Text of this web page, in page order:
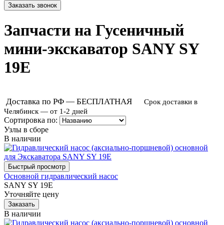
Запчасти на Гусеничный
мини-экскаватор SANY SY
19E
Доставка по РФ — БЕСПЛАТНАЯ
Срок доставки в
Челябинск — от 1-2 дней
Сортировка по:
Узлы в сборе
В наличии
Основной гидравлический насос
SANY SY 19E
Уточняйте цену
В наличии